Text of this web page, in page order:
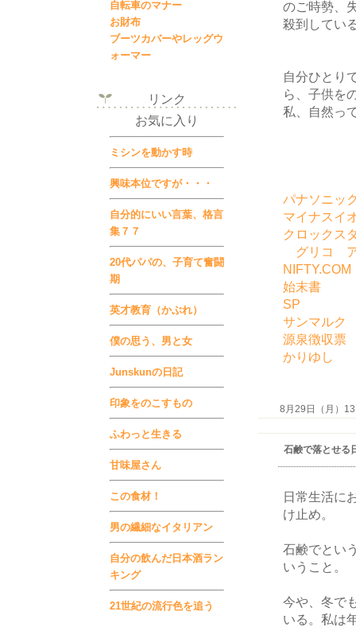
自転車のマナー
お財布
ブーツカバーやレッグウ
ォーマー
リンク
お気に入り
ミシンを動かす時
興味本位ですが・・・
自分的にいい言葉、格言
集７７
20代パパの、子育て奮闘
期
英才教育（かぶれ）
僕の思う、男と女
Junskunの日記
印象をのこすもの
ふわっと生きる
甘味屋さん
この食材！
男の繊細なイタリアン
自分の飲んだ日本酒ラン
キング
21世紀の流行色を追う
のご時勢、
殺到してい
自分ひとり
ら、子供を
私、自然っ
パナソニッ
マイナスイ
クロックス
グリコ ア
NIFTY.COM
始末書
SP
サンマルク
源泉徴収票
かりゆし
8月29日（月）
石鹸で落とせる
日常生活に
け止め。
石鹸でとい
いうこと。
今や、冬で
いる。私は